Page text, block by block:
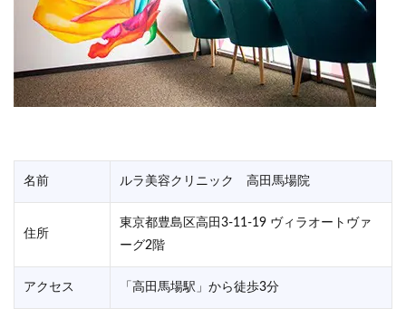
名前 ルラ美容クリニック 高田馬場院
住所
東京都豊島区高田3-11-19 ヴィラオートヴァ
ーグ2階
アクセス 「高田馬場駅」から徒歩3分